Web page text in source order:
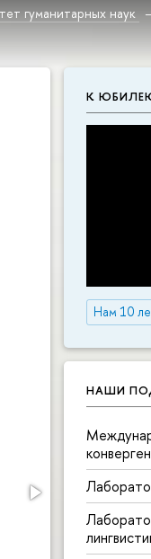
гуманитарных наук
К
Нам 10
НАШИ